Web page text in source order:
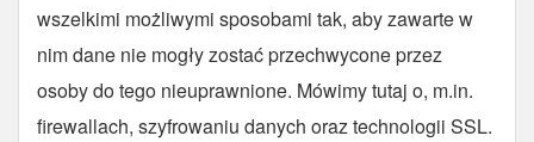
wszelkimi możliwymi sposobami tak, aby zawarte w
nim dane nie mogły zostać przechwycone przez
osoby do tego nieuprawnione. Mówimy tutaj o, m.in.
firewallach, szyfrowaniu danych oraz technologii SSL.